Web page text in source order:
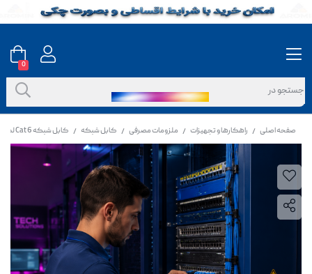
صفحه اصلی / راهکارها و تجهیزات / ملزومات مصرفی / کابل شبکه / کابل شبکه Cat 6 لگراند مدل SFTP
0